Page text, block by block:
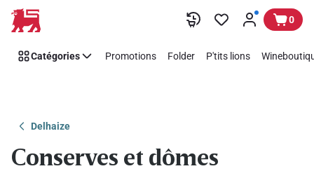
Passer 0
Catégories Promotions Folder P'tits lions
Delhaize
Conserves et dômes